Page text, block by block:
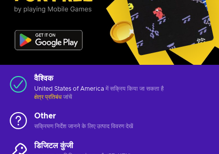
वैश्विक
United States of America में सक्रिय किया जा सकता है
क्षेत्र प्रतिबंध जांचें
Other
सक्रियण निर्देश जानने के लिए उत्पाद विवरण देखें
डिजिटल कुंजी